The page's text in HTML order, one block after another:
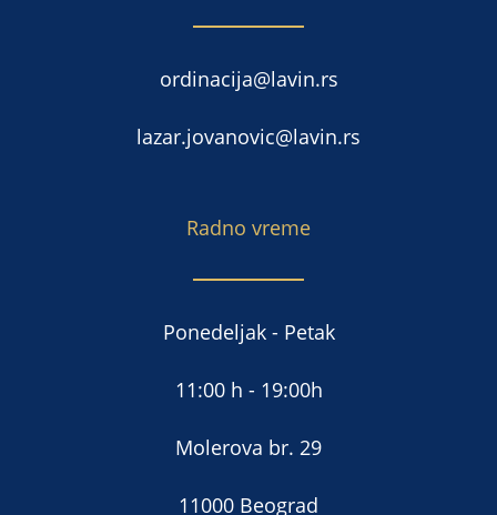
ordinacija@lavin.rs
lazar.jovanovic@lavin.rs
Radno vreme
Ponedeljak - Petak
11:00 h - 19:00h
Molerova br. 29
11000 Beograd